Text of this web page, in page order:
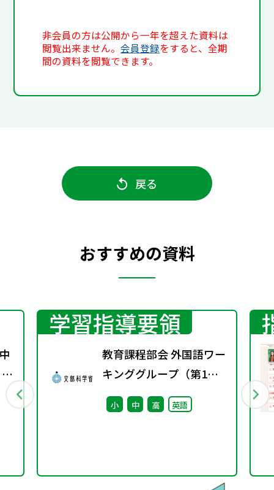
非会員の方は公開から一年を超えた資料は
閲覧出来ません。会員登録をすると、全期
間の資料を閲覧できます。
戻る
おすすめの資料
学習指導要領
教育課程部会 外国語ワー
キンググループ（第1
回） 配付資料
小 中 高 英語